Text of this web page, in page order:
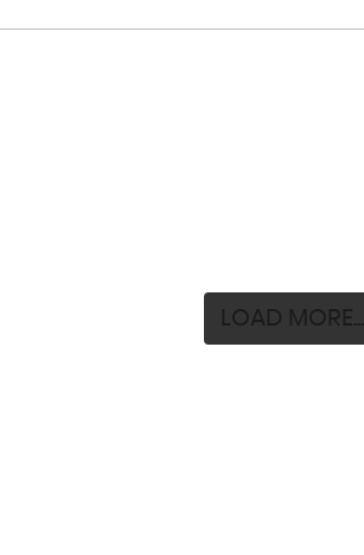
LOAD MORE...